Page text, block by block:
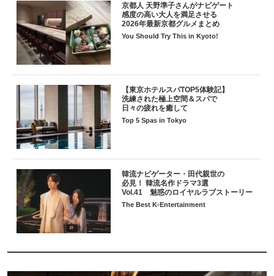
京都人 天野準子さんがナビゲート
感度の高い大人を満足させる
2026年最新京都グルメまとめ
You Should Try This in Kyoto!
【東京ホテルスパTOP5体験記】
洗練された極上空間＆スパで
日々の疲れを癒して
Top 5 Spas in Tokyo
韓流ナビゲーター・田代親世の
必見！ 韓流名作ドラマ3選
Vol.41 魅惑のロイヤルラブストーリー
The Best K-Entertainment